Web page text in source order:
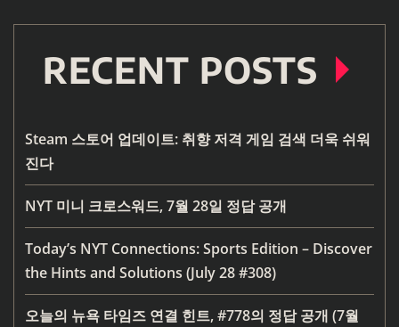
RECENT POSTS
Steam 스토어 업데이트: 취향 저격 게임 검색 더욱 쉬워
진다
NYT 미니 크로스워드, 7월 28일 정답 공개
Today’s NYT Connections: Sports Edition – Discover
the Hints and Solutions (July 28 #308)
오늘의 뉴욕 타임즈 연결 힌트, #778의 정답 공개 (7월